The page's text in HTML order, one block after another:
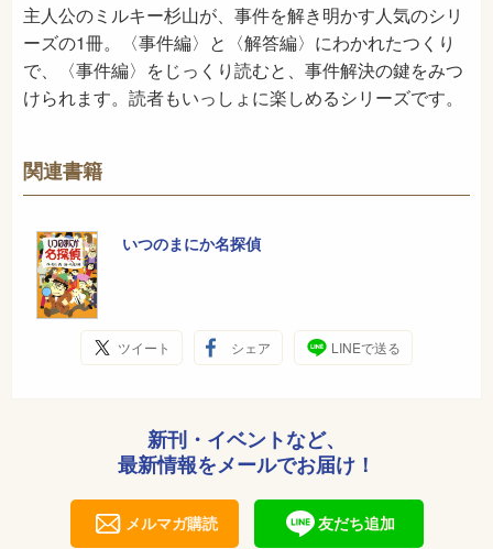
主人公のミルキー杉山が、事件を解き明かす人気のシリ
ーズの1冊。〈事件編〉と〈解答編〉にわかれたつくり
で、〈事件編〉をじっくり読むと、事件解決の鍵をみつ
けられます。読者もいっしょに楽しめるシリーズです。
関連書籍
いつのまにか名探偵
ツイート シェア LINEで送る
新刊・イベントなど、
最新情報をメールでお届け！
メルマガ購読 友だち追加